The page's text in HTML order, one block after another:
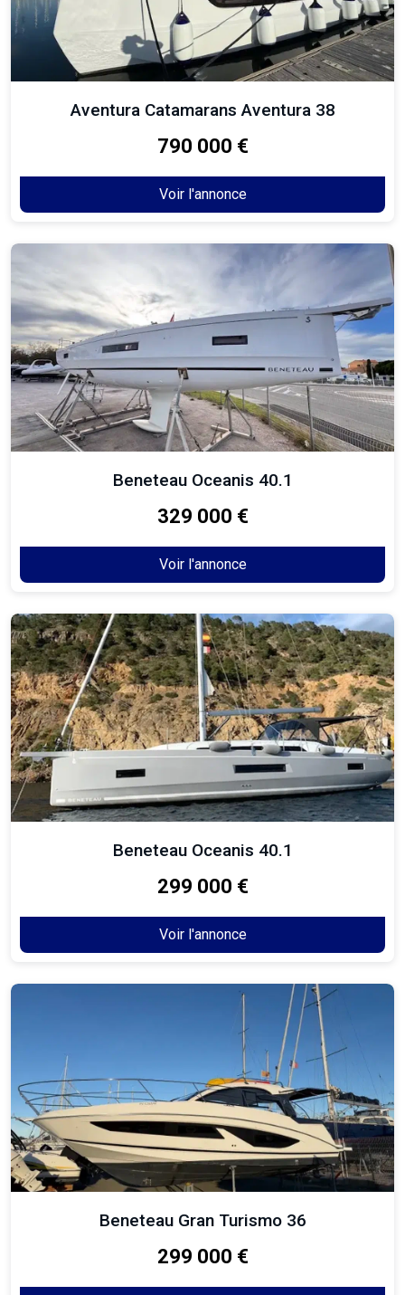
Aventura Catamarans Aventura 38
790 000 €
Voir l'annonce
Beneteau Oceanis 40.1
329 000 €
Voir l'annonce
Beneteau Oceanis 40.1
299 000 €
Voir l'annonce
Beneteau Gran Turismo 36
299 000 €